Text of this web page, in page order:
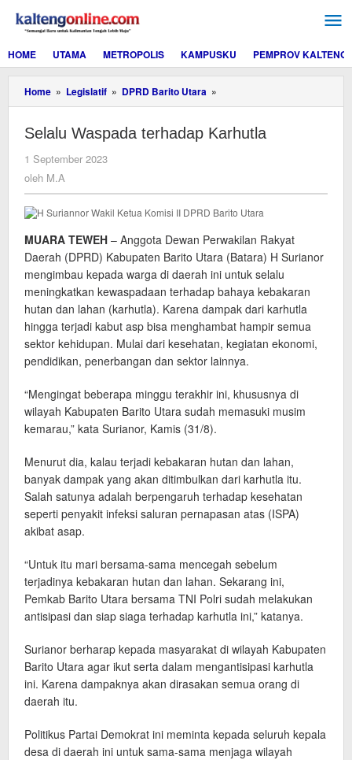
konten
HOME
UTAMA METROPOLIS KAMPUSKU PEMPROV KALTENG
Home » Legislatif » DPRD Barito Utara »
Waspada
Karhutla
Selalu Waspada terhadap Karhutla
1 September 2023
oleh M.A
MUARA TEWEH – Anggota Dewan Perwakilan Rakyat
Daerah (DPRD) Kabupaten Barito Utara (Batara) H Surianor
mengimbau kepada warga di daerah ini untuk selalu
meningkatkan kewaspadaan terhadap bahaya kebakaran
hutan dan lahan (karhutla). Karena dampak dari karhutla
hingga terjadi kabut asp bisa menghambat hampir semua
sektor kehidupan. Mulai dari kesehatan, kegiatan ekonomi,
pendidikan, penerbangan dan sektor lainnya.
“Mengingat beberapa minggu terakhir ini, khususnya di
wilayah Kabupaten Barito Utara sudah memasuki musim
kemarau,” kata Surianor, Kamis (31/8).
Menurut dia, kalau terjadi kebakaran hutan dan lahan,
banyak dampak yang akan ditimbulkan dari karhutla itu.
Salah satunya adalah berpengaruh terhadap kesehatan
seperti penyakit infeksi saluran pernapasan atas (ISPA)
akibat asap.
“Untuk itu mari bersama-sama mencegah sebelum
terjadinya kebakaran hutan dan lahan. Sekarang ini,
Pemkab Barito Utara bersama TNI Polri sudah melakukan
antisipasi dan siap siaga terhadap karhutla ini,” katanya.
Surianor berharap kepada masyarakat di wilayah Kabupaten
Barito Utara agar ikut serta dalam mengantisipasi karhutla
ini. Karena dampaknya akan dirasakan semua orang di
daerah itu.
Politikus Partai Demokrat ini meminta kepada seluruh kepala
desa di daerah ini untuk sama-sama menjaga wilayah